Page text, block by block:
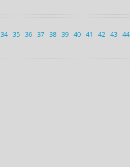
34 35 36 37 38 39 40 41 42 43 44